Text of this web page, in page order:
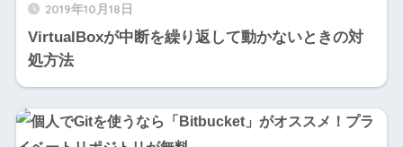
2019年10月18日
VirtualBoxが中断を繰り返して動かないときの対
処方法